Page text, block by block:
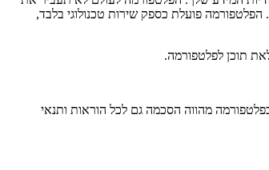
פועלת כספק שירות טכנולוגי בלבד,
תוכן לפלטפורמה.
מהווה הסכמה גם לכל הוראות ותנאי